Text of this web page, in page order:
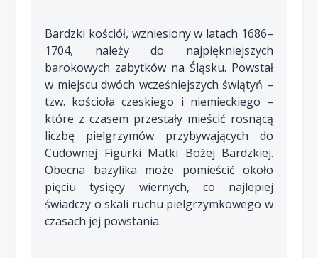
Bardzki kościół, wzniesiony w latach 1686–
1704, należy do najpiękniejszych
barokowych zabytków na Śląsku. Powstał
w miejscu dwóch wcześniejszych świątyń –
tzw. kościoła czeskiego i niemieckiego –
które z czasem przestały mieścić rosnącą
liczbę pielgrzymów przybywających do
Cudownej Figurki Matki Bożej Bardzkiej.
Obecna bazylika może pomieścić około
pięciu tysięcy wiernych, co najlepiej
świadczy o skali ruchu pielgrzymkowego w
czasach jej powstania.